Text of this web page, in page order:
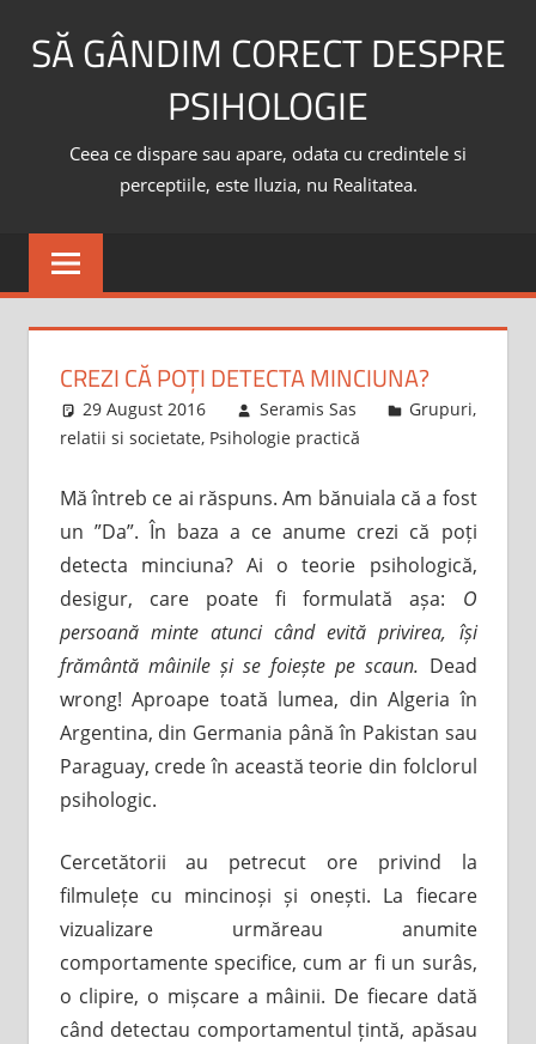
SĂ GÂNDIM CORECT DESPRE
PSIHOLOGIE
Ceea ce dispare sau apare, odata cu credintele si
perceptiile, este Iluzia, nu Realitatea.
CREZI CĂ POȚI DETECTA MINCIUNA?
29 August 2016 Seramis Sas
Grupuri,
relatii si societate, Psihologie practică
Mă întreb ce ai răspuns. Am bănuiala că a fost
un ”Da”. În baza a ce anume crezi că poți
detecta minciuna? Ai o teorie psihologică,
desigur, care poate fi formulată așa: O
persoană minte atunci când evită privirea, își
frământă mâinile și se foiește pe scaun. Dead
wrong! Aproape toată lumea, din Algeria în
Argentina, din Germania până în Pakistan sau
Paraguay, crede în această teorie din folclorul
psihologic.
Cercetătorii au petrecut ore privind la
filmulețe cu mincinoși și onești. La fiecare
vizualizare urmăreau anumite
comportamente specifice, cum ar fi un surâs,
o clipire, o mișcare a mâinii. De fiecare dată
când detectau comportamentul țintă, apăsau